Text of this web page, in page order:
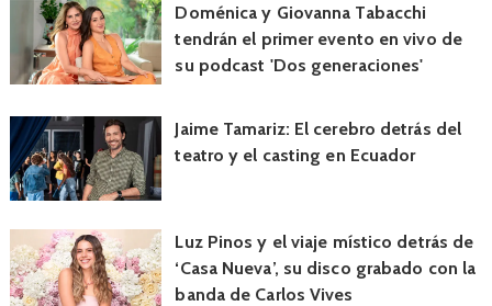
Doménica y Giovanna Tabacchi
tendrán el primer evento en vivo de
su podcast 'Dos generaciones'
Jaime Tamariz: El cerebro detrás del
teatro y el casting en Ecuador
Luz Pinos y el viaje místico detrás de
‘Casa Nueva’, su disco grabado con la
banda de Carlos Vives